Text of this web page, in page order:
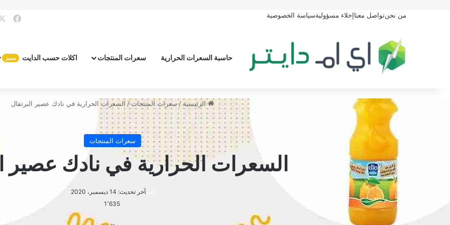
من نحنتواصل معناإخلاء مسؤوليةسياسة الخصوصية
حاسبة السعرات الحرارية سعرات المنتجات اكلات حسب الدايت مميز
الرئيسية /سعرات المنتجات / السعرات الحرارية في نادك عصير البرتقال
سعرات المنتجات
السعرات الحرارية في نادك عصير
أنسآخر تحديث: 14 ديسمبر، 2020
1٬635